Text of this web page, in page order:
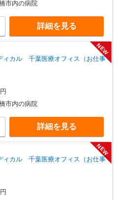
市内の病院
詳細を見る
ィカル 千葉医療オフィス（お仕事
NEW
市内の病院
詳細を見る
ィカル 千葉医療オフィス（お仕事
NEW